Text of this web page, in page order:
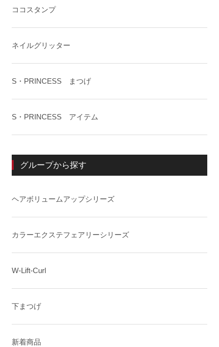
ココスタンプ
ネイルグリッター
S・PRINCESS まつげ
S・PRINCESS アイテム
グループから探す
ヘアボリュームアップシリーズ
カラーエクステフェアリーシリーズ
W-Lift-Curl
下まつげ
新着商品